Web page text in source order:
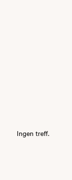
Ingen treff.